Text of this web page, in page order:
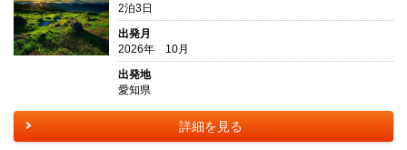
2泊3日
出発月
2026年 10月
出発地
愛知県
詳細を見る